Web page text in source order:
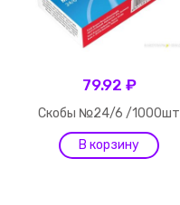
79.92 ₽
Скобы №24/6 /1000шт